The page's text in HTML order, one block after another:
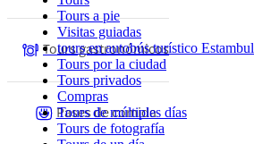
Tours a pie
Visitas guiadas
tours en autobús turístico Estambul
Tours por la ciudad
Tours privados
Compras
Tours de múltiples días
Tours de fotografía
Tours gastronómicos
Pases de comida